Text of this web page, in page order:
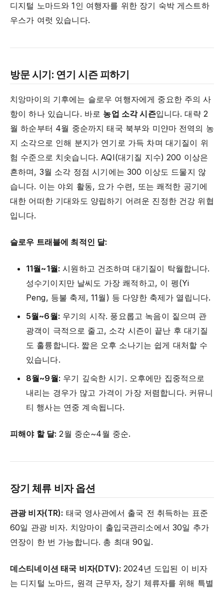
디지털 노마드와 1인 여행자를 위한 장기 숙박 게스트하
우스가 여럿 있습니다.
방문 시기: 연기 시즌 피하기
치앙마이의 기후에는 슬로우 여행자에게 중요한 주의 사
항이 하나 있습니다. 바로 농업 소각 시즌입니다. 대략 2
월 하순부터 4월 중순까지 태국 북부와 미얀마 전역의 농
지 소각으로 인해 분지가 연기로 가득 차며 대기질이 위
험 수준으로 치솟습니다. AQI(대기질 지수) 200 이상은
흔하며, 3월 소각 정점 시기에는 300 이상도 드물지 않
습니다. 이는 야외 활동, 요가 수련, 또는 쾌적한 공기에
대한 어떠한 기대와도 양립하기 어려운 진정한 건강 위협
입니다.
슬로우 트래블에 최적인 달:
11월~1월: 시원하고 건조하며 대기질이 탁월합니다.
성수기이지만 날씨도 가장 쾌적하고, 이 펭(Yi
Peng, 등불 축제, 11월) 등 다양한 축제가 열립니다.
5월~6월: 우기의 시작. 풍요롭고 녹음이 짙으며 관
광객이 극적으로 줄고, 소각 시즌이 끝난 후 대기질
도 훌륭합니다. 짧은 오후 소나기는 쉽게 대처할 수
있습니다.
8월~9월: 우기 깊숙한 시기. 오후에만 집중적으로
내리는 경우가 많고 가격이 가장 저렴합니다. 커뮤니
티 행사는 연중 계속됩니다.
피해야 할 달: 2월 중순~4월 중순.
장기 체류 비자 옵션
관광 비자(TR): 태국 영사관에서 출국 전 취득하는 표준
60일 관광 비자. 치앙마이 출입국관리소에서 30일 추가
연장이 한 번 가능합니다. 총 최대 90일.
데스티네이션 태국 비자(DTV): 2024년 도입된 이 비자
는 디지털 노마드, 원격 근무자, 장기 체류자를 위해 특별